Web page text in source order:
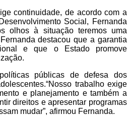
continuidade, de acordo com a
Social, Fernanda
olhos à situação teremos uma
destacou que a garantia
e que o Estado promove
públicas de defesa dos
trabalho exige
e planejamento e também a
direitos e apresentar programas
mudar”, afirmou Fernanda.